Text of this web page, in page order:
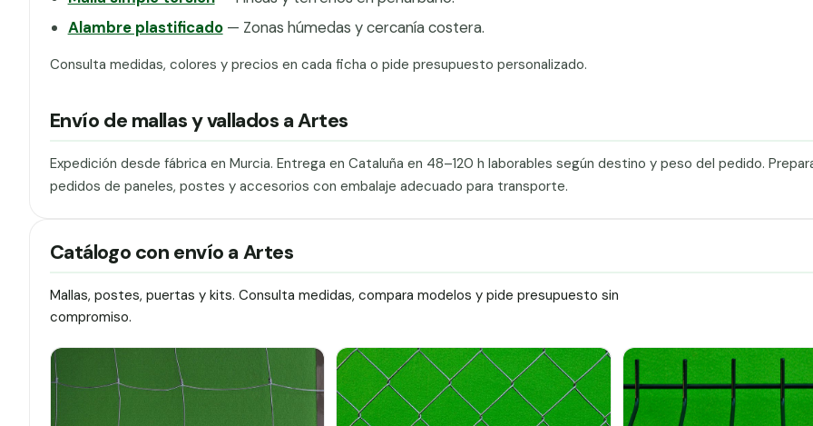
Alambre plastificado— Zonas húmedas y cercanía costera.
Consulta medidas, colores y precios en cada ficha o pide presupuesto personalizado.
Envío de mallas y vallados a Artes
Expedición desde fábrica en Murcia. Entrega en Cataluña en 48–120 h laborables según destino y peso del pedido.
pedidos de paneles, postes y accesorios con embalaje adecuado para transporte.
Catálogo con envío a Artes
Mallas, postes, puertas y kits. Consulta medidas, compara modelos y pide presupuesto sin
compromiso.